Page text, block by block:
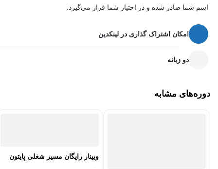
اسم شما صادر شده و در اختیار شما قرار می‌گیرد.
امکان اشتراک گذاری در لینکدین
دو زبانه
دوره‌های مشابه
وبینار رایگان مسیر شغلی پایتون